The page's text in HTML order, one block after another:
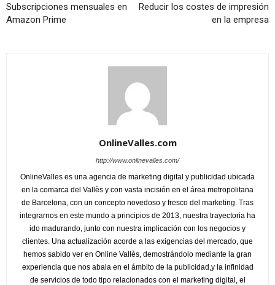
Subscripciones mensuales en
Amazon Prime
Reducir los costes de impresión
en la empresa
OnlineValles.com
http://www.onlinevalles.com/
OnlineValles es una agencia de marketing digital y publicidad ubicada
en la comarca del Vallès y con vasta incisión en el área metropolitana
de Barcelona, con un concepto novedoso y fresco del marketing. Tras
integrarnos en este mundo a principios de 2013, nuestra trayectoria ha
ido madurando, junto con nuestra implicación con los negocios y
clientes. Una actualización acorde a las exigencias del mercado, que
hemos sabido ver en Online Vallès, demostrándolo mediante la gran
experiencia que nos abala en el ámbito de la publicidad,y la infinidad
de servicios de todo tipo relacionados con el marketing digital, el